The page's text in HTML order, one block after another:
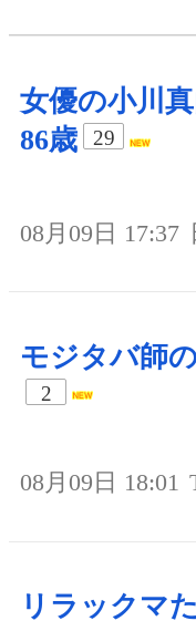
女優の小川
86歳
29
08月09日 17:37
モジタバ師
2
08月09日 18:01
リラックマ